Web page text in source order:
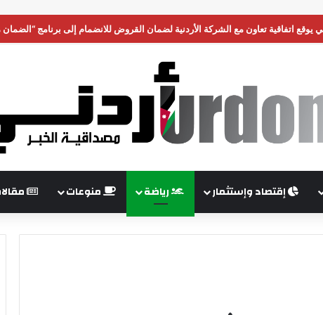
يوقع اتفاقية تعاون مع الشركة الأردنية لضمان القروض للانضمام إلى برنامج
إقتصاد وإستثمار رياضة منوعات